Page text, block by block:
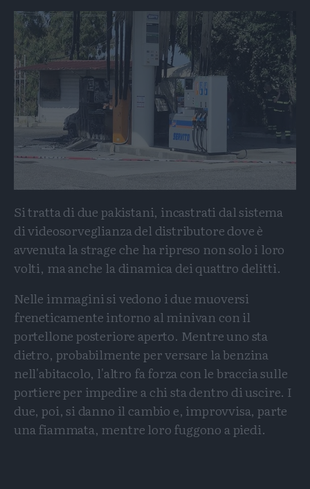
Si tratta di due pakistani, incastrati dal sistema
di videosorveglianza del distributore dove è
avvenuta la strage che ha ripreso non solo i loro
volti, ma anche la dinamica dei quattro delitti.
Nelle immagini si vedono i due muoversi
freneticamente intorno al minivan con il
portellone posteriore aperto. Mentre uno sta
dietro, probabilmente per versare la benzina
nell'abitacolo, l'altro fa forza con le braccia sulle
portiere per impedire a chi sta dentro di uscire. I
due, poi, si danno il cambio e, improvvisa, parte
una fiammata, mentre loro fuggono a piedi.